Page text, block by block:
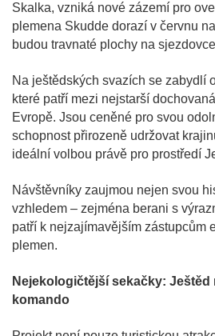
Skalka, vzniká nové zázemí pro
plemena Skudde dorazí v červnu
budou travnaté plochy na
Na ještědských svazích se zabydlí
které patří mezi nejstarší
Evropě. Jsou ceněné pro svou
schopnost přirozeně udržovat
ideální volbou právě pro prostředí
Návštěvníky zaujmou nejen svou
vzhledem – zejména berani s
patří k nejzajímavějším zástupcům
plemen.
Nejekologičtější sekačky: Ještěd
komando